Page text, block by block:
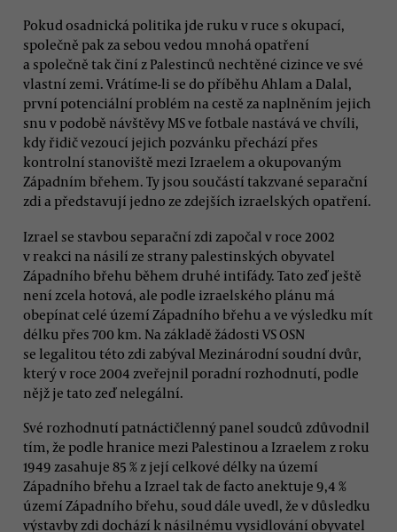
Pokud osadnická politika jde ruku v ruce s okupací,
společně pak za sebou vedou mnohá opatření
a společně tak činí z Palestinců nechtěné cizince ve své
vlastní zemi. Vrátíme-li se do příběhu Ahlam a Dalal,
první potenciální problém na cestě za naplněním jejich
snu v podobě návštěvy MS ve fotbale nastává ve chvíli,
kdy řidič vezoucí jejich pozvánku přechází přes
kontrolní stanoviště mezi Izraelem a okupovaným
Západním břehem. Ty jsou součástí takzvané separační
zdi a představují jedno ze zdejších izraelských opatření.
Izrael se stavbou separační zdi započal v roce 2002
v reakci na násilí ze strany palestinských obyvatel
Západního břehu během druhé intifády. Tato zeď ještě
není zcela hotová, ale podle izraelského plánu má
obepínat celé území Západního břehu a ve výsledku mít
délku přes 700 km. Na základě žádosti VS OSN
se legalitou této zdi zabýval Mezinárodní soudní dvůr,
který v roce 2004 zveřejnil poradní rozhodnutí, podle
nějž je tato zeď nelegální.
Své rozhodnutí patnáctičlenný panel soudců zdůvodnil
tím, že podle hranice mezi Palestinou a Izraelem z roku
1949 zasahuje 85 % z její celkové délky na území
Západního břehu a Izrael tak de facto anektuje 9,4 %
území Západního břehu, soud dále uvedl, že v důsledku
výstavby zdi dochází k násilnému vysidlování obyvatel